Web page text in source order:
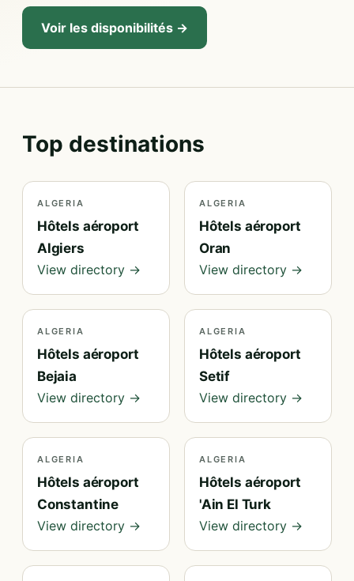
Voir les disponibilités →
Top destinations
ALGERIA
Hôtels aéroport
Algiers
View directory →
ALGERIA
Hôtels aéroport
Oran
View directory →
ALGERIA
Hôtels aéroport
Bejaia
View directory →
ALGERIA
Hôtels aéroport
Setif
View directory →
ALGERIA
Hôtels aéroport
Constantine
View directory →
ALGERIA
Hôtels aéroport
'Ain El Turk
View directory →